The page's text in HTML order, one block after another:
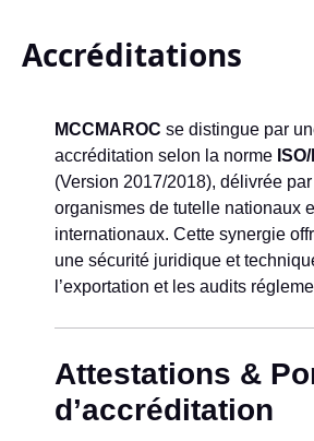
Accréditations
MCCMAROC se distingue par
accréditation selon la norme
(Version 2017/2018), délivrée
organismes de tutelle nationaux
internationaux. Cette synergie
une sécurité juridique et
l’exportation et les audits
Attestations &
d’accréditation